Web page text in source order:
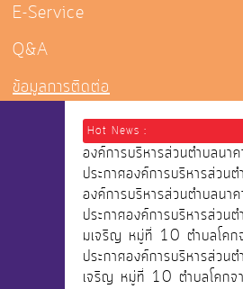
E-Service
Q&A
ข้อมูลการติดต่อ
Hot News :
องค์การบริหารส่วนตำบลน
ประกาศองค์การบริหารส่ว
องค์การบริหารส่วนตำบลน
ประกาศองค์การบริหารส่วน
มเจริญ หมู่ที่ 10 ตำบลโคก
ประกาศองค์การบริหารส่วน
เจริญ หมู่ที่ 10 ตำบลโคกจ